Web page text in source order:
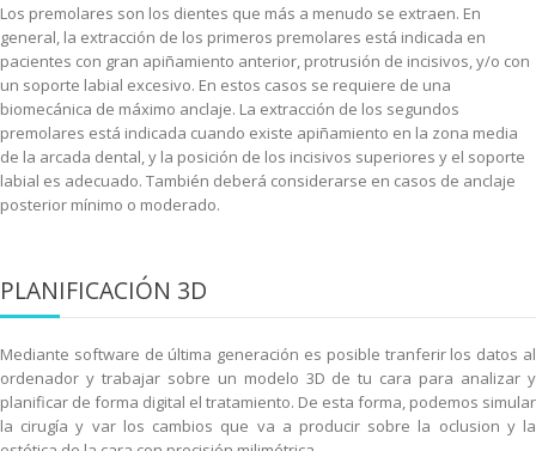
Los premolares son los dientes que más a menudo se extraen. En
general, la extracción de los primeros premolares está indicada en
pacientes con gran apiñamiento anterior, protrusión de incisivos, y/o con
un soporte labial excesivo. En estos casos se requiere de una
biomecánica de máximo anclaje. La extracción de los segundos
premolares está indicada cuando existe apiñamiento en la zona media
de la arcada dental, y la posición de los incisivos superiores y el soporte
labial es adecuado. También deberá considerarse en casos de anclaje
posterior mínimo o moderado.
PLANIFICACIÓN 3D
Mediante software de última generación es posible tranferir los datos al
ordenador y trabajar sobre un modelo 3D de tu cara para analizar y
planificar de forma digital el tratamiento. De esta forma, podemos simular
la cirugía y var los cambios que va a producir sobre la oclusion y la